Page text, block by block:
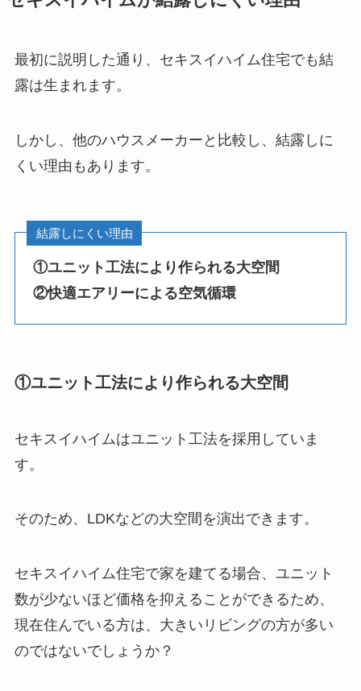
最初に説明した通り、セキスイハイム住宅でも結
露は生まれます。
しかし、他のハウスメーカーと比較し、結露しに
くい理由もあります。
結露しにくい理由
①ユニット工法により作られる大空間
②快適エアリーによる空気循環
①ユニット工法により作られる大空間
セキスイハイムはユニット工法を採用していま
す。
そのため、LDKなどの大空間を演出できます。
セキスイハイム住宅で家を建てる場合、ユニット
数が少ないほど価格を抑えることができるため、
現在住んでいる方は、大きいリビングの方が多い
のではないでしょうか？